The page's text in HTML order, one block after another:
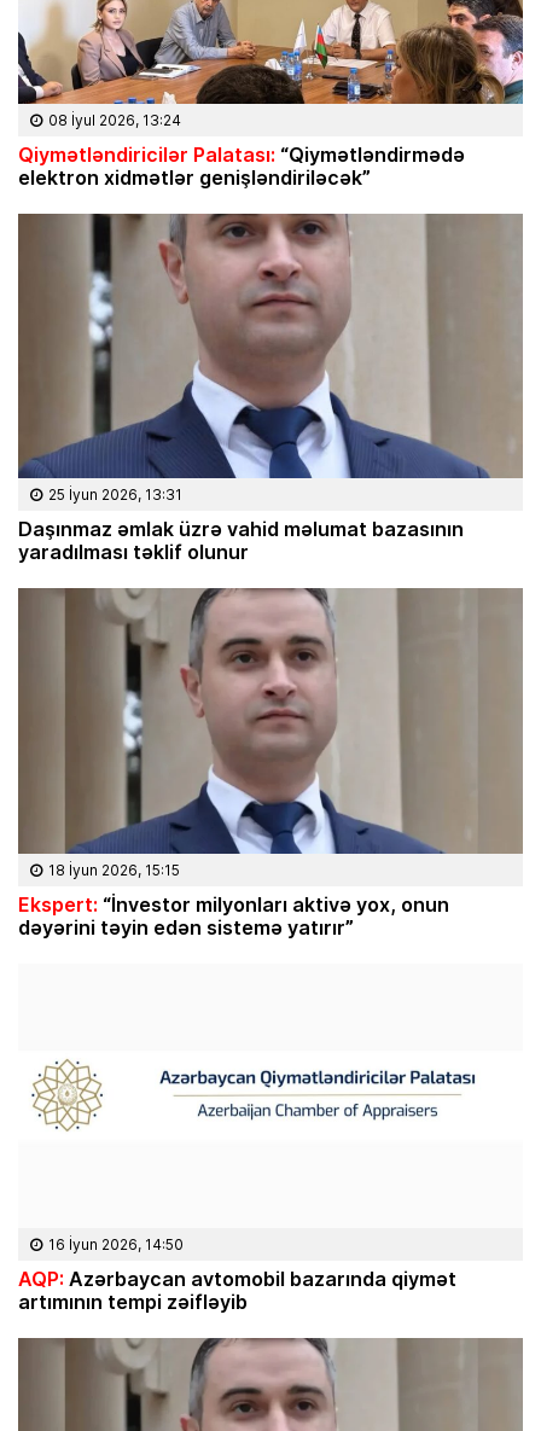
08 İyul 2026, 13:24
Qiymətləndiricilər Palatası: “Qiymətləndirmədə
elektron xidmətlər genişləndiriləcək”
25 İyun 2026, 13:31
Daşınmaz əmlak üzrə vahid məlumat bazasının
yaradılması təklif olunur
18 İyun 2026, 15:15
Ekspert: “İnvestor milyonları aktivə yox, onun
dəyərini təyin edən sistemə yatırır”
16 İyun 2026, 14:50
AQP: Azərbaycan avtomobil bazarında qiymət
artımının tempi zəifləyib